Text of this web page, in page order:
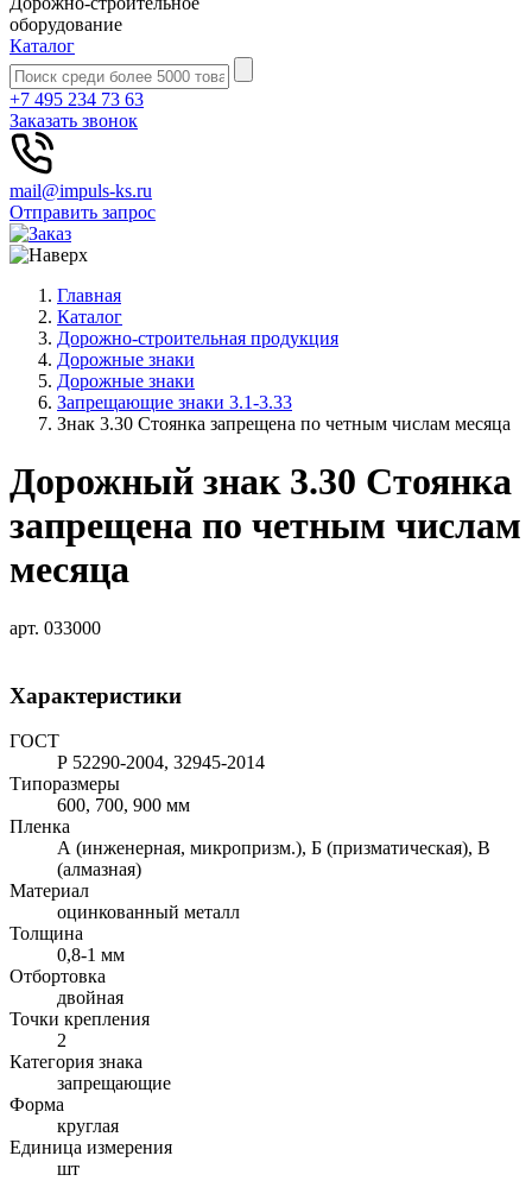
оборудование
Каталог
+7 495 234 73 63
Заказать звонок
mail@impuls-ks.ru
Отправить запрос
Главная
Каталог
Дорожно-строительная продукция
Дорожные знаки
Дорожные знаки
Запрещающие знаки 3.1-3.33
Знак 3.30 Стоянка запрещена по четным числам месяца
Дорожный знак 3.30 Стоянка
запрещена по четным числам
месяца
арт. 033000
Характеристики
ГОСТ
Р 52290-2004, 32945-2014
Типоразмеры
600, 700, 900 мм
Пленка
А (инженерная, микропризм.), Б (призматическая), В
(алмазная)
Материал
оцинкованный металл
Толщина
0,8-1 мм
Отбортовка
двойная
Точки крепления
2
Категория знака
запрещающие
Форма
круглая
Единица измерения
шт